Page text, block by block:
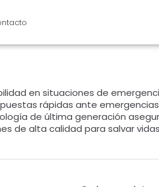
en situaciones de
rápidas ante emergencias
de última generación
de alta calidad para salvar